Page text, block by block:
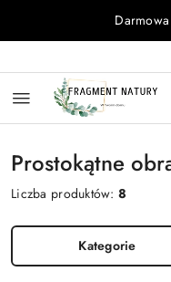
Przejdź do treści
Przejdź do
Przejdź do moje
Przejdź do menu
Przejdź do stopki
Prostokątne
Liczba produktów:8
Kategorie